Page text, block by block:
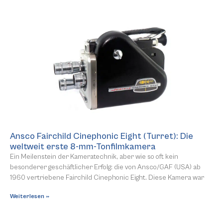
Ansco Fairchild Cinephonic Eight (Turret): Die
weltweit erste 8-mm-Tonfilmkamera
Ein Meilenstein der Kameratechnik, aber wie so oft kein
besonderer geschäftlicher Erfolg: die von Ansco/GAF (USA) ab
1960 vertriebene Fairchild Cinephonic Eight. Diese Kamera war
Weiterlesen »